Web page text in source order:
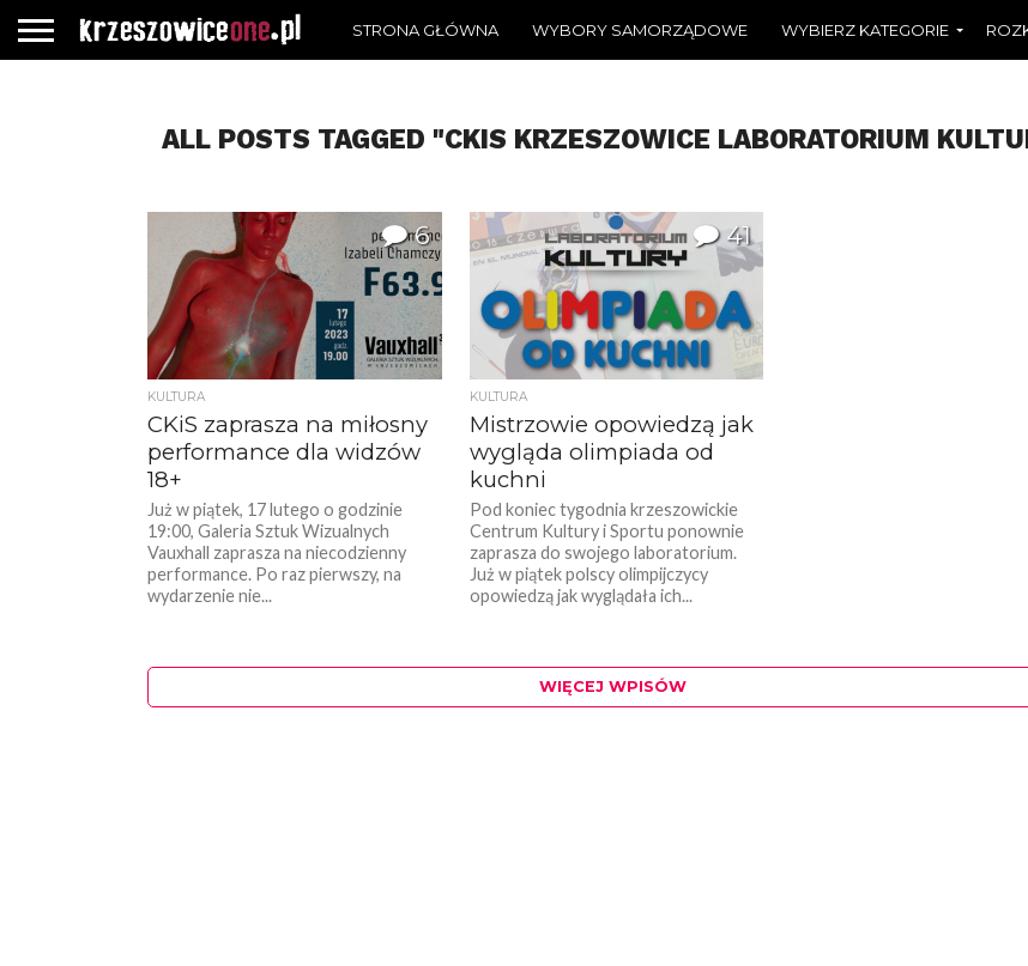
STRONA GŁÓWNA WYBORY SAMORZĄDOWE WYBIERZ KATEGORIE
ALL POSTS TAGGED "CKIS KRZESZOWICE LABORATORIUM
6
KULTURA
CKiS zaprasza na miłosny
performance dla widzów
18+
Już w piątek, 17 lutego o godzinie
19:00, Galeria Sztuk Wizualnych
Vauxhall zaprasza na niecodzienny
performance. Po raz pierwszy, na
wydarzenie nie...
41
KULTURA
Mistrzowie opowiedzą jak
wygląda olimpiada od
kuchni
Pod koniec tygodnia krzeszowickie
Centrum Kultury i Sportu ponownie
zaprasza do swojego laboratorium.
Już w piątek polscy olimpijczycy
opowiedzą jak wyglądała ich...
WIĘCEJ WPISÓW